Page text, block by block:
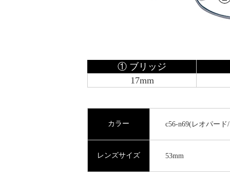
① ブリッジ
17mm
カラー c56-n69(レオパー
レンズサイズ 53mm